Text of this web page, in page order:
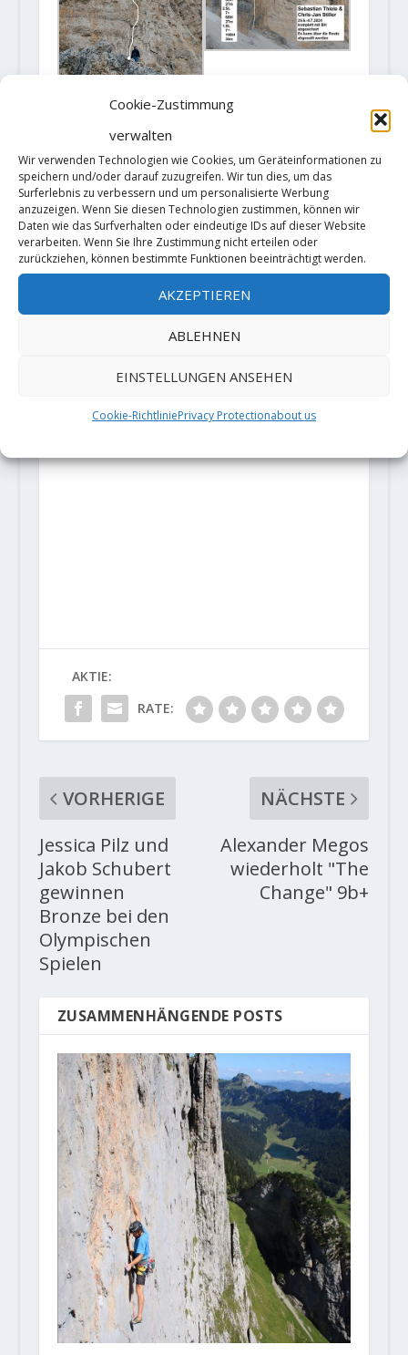
Cookie-Zustimmung
verwalten
Wir verwenden Technologien wie Cookies, um Geräteinformationen zu
speichern und/oder darauf zuzugreifen. Wir tun dies, um das
Surferlebnis zu verbessern und um personalisierte Werbung
anzuzeigen. Wenn Sie diesen Technologien zustimmen, können wir
Daten wie das Surfverhalten oder eindeutige IDs auf dieser Website
verarbeiten. Wenn Sie Ihre Zustimmung nicht erteilen oder
zurückziehen, können bestimmte Funktionen beeinträchtigt werden.
AKZEPTIEREN
ABLEHNEN
EINSTELLUNGEN ANSEHEN
Cookie-RichtliniePrivacy Protectionabout us
AKTIE:
RATE:
VORHERIGE
Jessica Pilz und
Jakob Schubert
gewinnen
Bronze bei den
Olympischen
Spielen
NÄCHSTE
Alexander Megos
wiederholt "The
Change" 9b+
ZUSAMMENHÄNGENDE POSTS